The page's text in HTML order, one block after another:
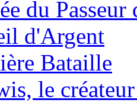
du
d'Argent
Bataille
le